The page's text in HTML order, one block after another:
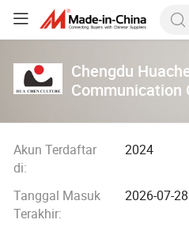
Chengdu
Communication
Akun Terdaftar
di:
2024
Tanggal Masuk
Terakhir:
2026-07-28